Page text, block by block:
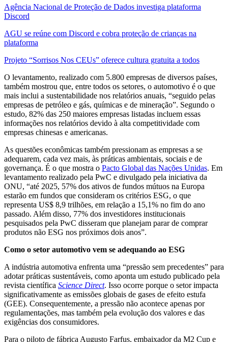
Agência Nacional de Proteção de Dados investiga plataforma
Discord
AGU se reúne com Discord e cobra proteção de crianças na
plataforma
Projeto “Sorrisos Nos CEUs” oferece cultura gratuita a todos
O levantamento, realizado com 5.800 empresas de diversos países,
também mostrou que, entre todos os setores, o automotivo é o que
mais inclui a sustentabilidade nos relatórios anuais, “seguido pelas
empresas de petróleo e gás, químicas e de mineração”. Segundo o
estudo, 82% das 250 maiores empresas listadas incluem essas
informações nos relatórios devido à alta competitividade com
empresas chinesas e americanas.
As questões econômicas também pressionam as empresas a se
adequarem, cada vez mais, às práticas ambientais, sociais e de
governança. É o que mostra o Pacto Global das Nações Unidas. Em
levantamento realizado pela PwC e divulgado pela iniciativa da
ONU, “até 2025, 57% dos ativos de fundos mútuos na Europa
estarão em fundos que consideram os critérios ESG, o que
representa US$ 8,9 trilhões, em relação a 15,1% no fim do ano
passado. Além disso, 77% dos investidores institucionais
pesquisados pela PwC disseram que planejam parar de comprar
produtos não ESG nos próximos dois anos”.
Como o setor automotivo vem se adequando ao ESG
A indústria automotiva enfrenta uma “pressão sem precedentes” para
adotar práticas sustentáveis, como aponta um estudo publicado pela
revista científica Science Direct. Isso ocorre porque o setor impacta
significativamente as emissões globais de gases de efeito estufa
(GEE). Consequentemente, a pressão não acontece apenas por
regulamentações, mas também pela evolução dos valores e das
exigências dos consumidores.
Para o piloto de fábrica Augusto Farfus, embaixador da M2 Cup e